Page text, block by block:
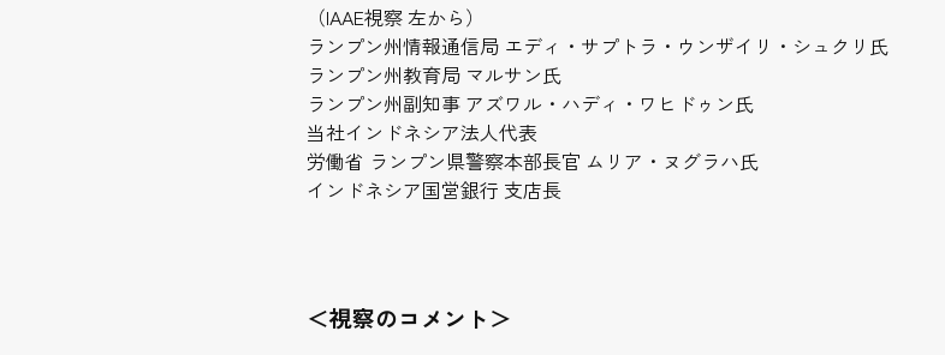
（IAAE視察 左から）
ランプン州情報通信局 エディ・サプトラ・ウンザイリ・シュクリ氏
ランプン州教育局 マルサン氏
ランプン州副知事 アズワル・ハディ・ワヒドゥン氏
当社インドネシア法人代表
労働省 ランプン県警察本部長官 ムリア・ヌグラハ氏
インドネシア国営銀行 支店長
＜視察のコメント＞